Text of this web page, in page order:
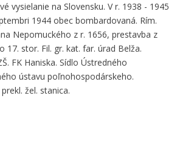
vysielanie na Slovensku. V r. 1938 - 1945
1944 obec bombardovaná. Rím.
Nepomuckého z r. 1656, prestavba z
17. stor. Fil. gr. kat. far. úrad Belža.
FK Haniska. Sídlo Ústredného
ústavu poľnohospodárskeho.
žel. stanica.